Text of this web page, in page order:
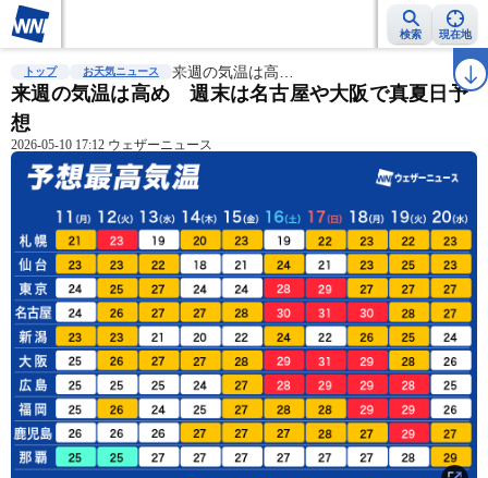
検索 現在地
雨雲レーダー 台風情報 地震情報 ラ
トップ お天気ニュース 来週の気温は高…
来週の気温は高め 週末は名古屋や大阪で真夏日予
想
2026-05-10 17:12 ウェザーニュース